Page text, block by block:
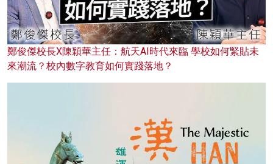
鄭俊傑校長X陳穎華主任：航天AI時代來臨 學校如何緊貼未
來潮流？校內數字教育如何實踐落地？